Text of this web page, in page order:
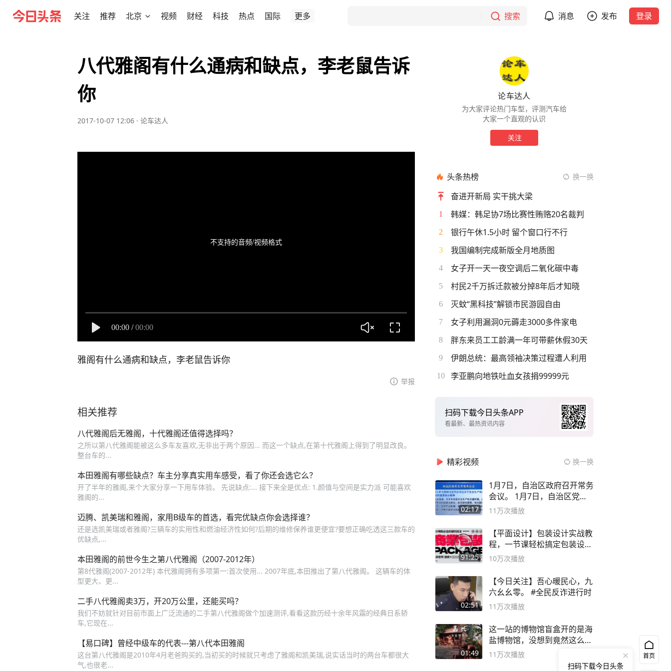
关注 推荐 北京 视频 财经 科技 热点 国际 更多 搜索 消息 发布 登录
八代雅阁有什么通病和缺点，李老鼠告诉
你
2017-10-07 12:06 · 论车达人
不支持的音频/视频格式
00:00 / 00:00
雅阁有什么通病和缺点，李老鼠告诉你
举报
相关推荐
八代雅阁后无雅阁，十代雅阁还值得选择吗？
之所以第八代雅阁能被这么多车友喜欢,无非出于两个原因... 而这一个缺点,在第十代雅阁上得到了明显改良。
整台车的...
本田雅阁有哪些缺点？车主分享真实用车感受，看了你还会选它么？
开了半年的雅阁,来个大家分享一下用车体验。 先说缺点:... 接下来全是优点: 1.颜值与空间是实力派 可能喜欢
雅阁的...
迈腾、凯美瑞和雅阁，家用B级车的首选，看完优缺点你会选择谁？
还是选凯美瑞或者雅阁?三辆车的实用性和燃油经济性如何?后期的维修保养谁更便宜?要想正确吃透这三款车的
优缺点,...
本田雅阁的前世今生之第八代雅阁（2007-2012年）
第8代雅阁(2007-2012年) 本代雅阁拥有多项第一:首次使用... 2007年底,本田推出了第八代雅阁。 这辆车的体
型更大、更...
二手八代雅阁卖3万，开20万公里，还能买吗？
我们不妨就针对目前市面上广泛流通的二手第八代雅阁做个加速测评,看看这款历经十余年风霜的经典日系轿
车,它现在...
【易口碑】曾经中级车的代表---第八代本田雅阁
这台第八代雅阁是2010年4月老爸购买的,当初买的时候就只考虑了雅阁和凯美瑞,说实话当时的两台车都很大
气,也很老...
论车达人
为大家评论热门车型，评测汽车给
大家一个直观的认识
关注
头条热榜 换一换
奋进开新局 实干挑大梁
1 韩媒：韩足协7场比赛性贿赂20名裁判
2 银行午休1.5小时 留个窗口行不行
3 我国编制完成新版全月地质图
4 女子开一天一夜空调后二氧化碳中毒
5 村民2千万拆迁款被分掉8年后才知晓
6 灭蚊“黑科技”解锁市民游园自由
7 女子利用漏洞0元薅走3000多件家电
8 胖东来员工工龄满一年可带薪休假30天
9 伊朗总统：最高领袖决策过程遭人利用
10 李亚鹏向地铁吐血女孩捐99999元
扫码下载今日头条APP
看最新、最热资讯内容
精彩视频 换一换
02:17
1月7日，自治区政府召开常务
会议。 1月7日，自治区党委
副书记
11万次播放
91:25
【平面设计】包装设计实战教
程，一节课轻松搞定包装设计
流程！
10万次播放
02:51
【今日关注】吾心暖民心，九
六幺幺零。 #全民反诈进行时
11万次播放
01:49
这一站的博物馆盲盒开的是海
盐博物馆，没想到竟然这么好
逛！
11万次播放 首页
扫码下载今日头条